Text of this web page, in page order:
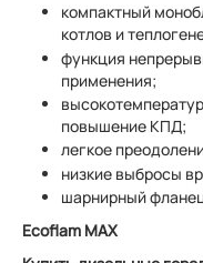
компактный
котлов и
функция
применения;
повышение КПД;
легкое
низкие выбросы
шарнирный
Ecoflam MAX